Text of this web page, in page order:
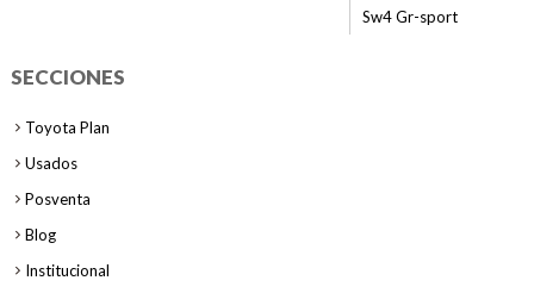
Sw4 Gr-sport
SECCIONES
Toyota Plan
Usados
Posventa
Blog
Institucional